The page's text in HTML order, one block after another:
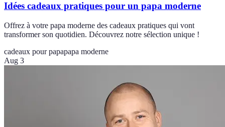
Idées cadeaux pratiques pour un papa moderne
Offrez à votre papa moderne des cadeaux pratiques qui vont
transformer son quotidien. Découvrez notre sélection unique !
cadeaux pour papapapa moderne
Aug 3